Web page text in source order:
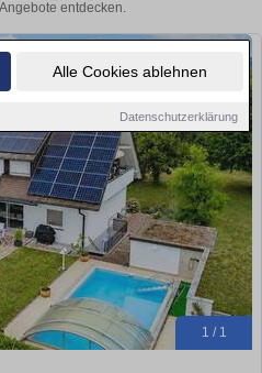
Alle Cookies ablehnen
Datenschutzerklärung
entdecken.
1 / 1